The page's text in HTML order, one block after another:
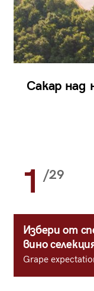
Сакар над
1 /29
Избери от
вино
Grape